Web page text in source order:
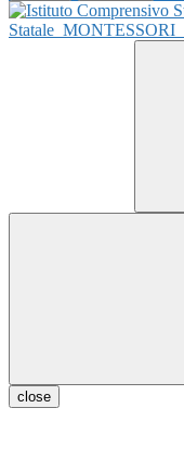
Statale MONTESSORI
close